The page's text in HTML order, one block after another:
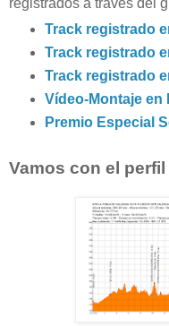
registrados a través del
Track registrado
Track registrado
Track registrado
Vídeo-Montaje en
Premio Especial
Vamos con el